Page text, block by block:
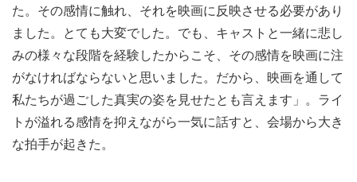
た。その感情に触れ、それを映画に反映させる必要があり
ました。とても大変でした。でも、キャストと一緒に悲し
みの様々な段階を経験したからこそ、その感情を映画に注
がなければならないと思いました。だから、映画を通して
私たちが過ごした真実の姿を見せたとも言えます」。ライ
トが溢れる感情を抑えながら一気に話すと、会場から大き
な拍手が起きた。